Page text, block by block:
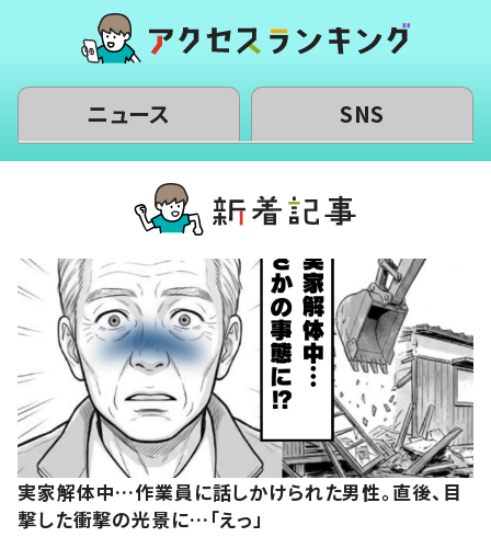
ニュース SNS
実家解体中…作業員に話しかけられた男性。直後、目
撃した衝撃の光景に…「えっ」